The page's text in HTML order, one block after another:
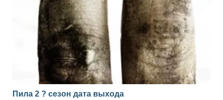
Пила 2 ? сезон дата выхода